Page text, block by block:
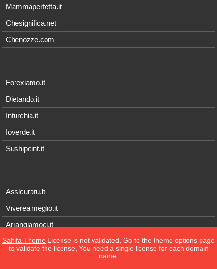
Mammaperfetta.it
Chesignifica.net
Chenozze.com
Forexiamo.it
Dietando.it
Inturchia.it
Ioverde.it
Sushipoint.it
Assicuratu.it
Viverealmeglio.it
Arrangiamoci.it
Tecnichef.it
Sahifa Theme License is not validated, Go to the theme options page
to validate the license, You need a single license for each domain
name.